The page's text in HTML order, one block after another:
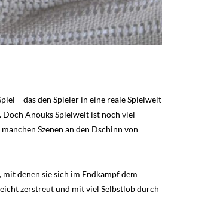
– das den Spieler in eine reale Spielwelt
Anouks Spielwelt ist noch viel
Szenen an den Dschinn von
denen sie sich im Endkampf dem
zerstreut und mit viel Selbstlob durch